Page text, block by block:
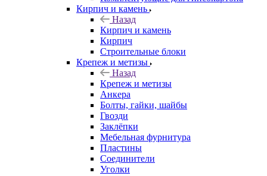
Кирпич и камень
Назад
Кирпич и камень
Кирпич
Строительные блоки
Крепеж и метизы
Назад
Крепеж и метизы
Анкера
Болты, гайки, шайбы
Гвозди
Заклёпки
Мебельная фурнитура
Пластины
Соединители
Уголки